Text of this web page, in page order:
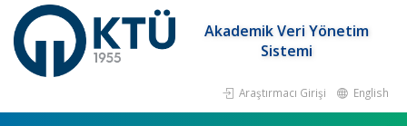
Akademik Veri Yönetim
Sistemi
Araştırmacı Girişi English